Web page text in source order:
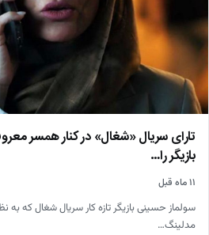
تارای سریال «شغال» در کنار همسر
بازیگر را…
۱۱ ماه قبل
سولماز حسینی بازیگر تازه کار سریال شغال که
مدلینگ…